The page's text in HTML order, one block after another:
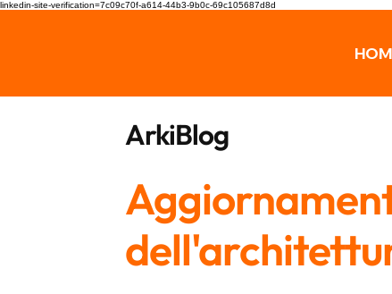
linkedin-site-verification=7c09c70f-a614-44b3-9b0c-69c105687d8d
ArkiBlog